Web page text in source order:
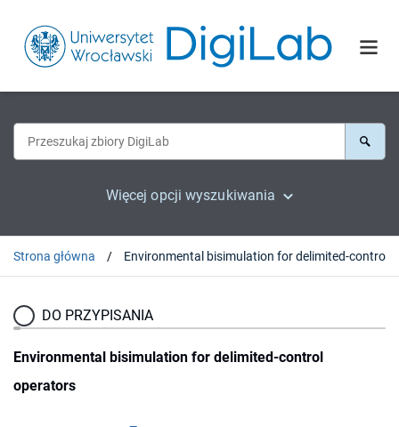
Więcej opcji wyszukiwania
Strona główna
DO PRZYPISANIA
Environmental bisimulation for delimited-control
operators